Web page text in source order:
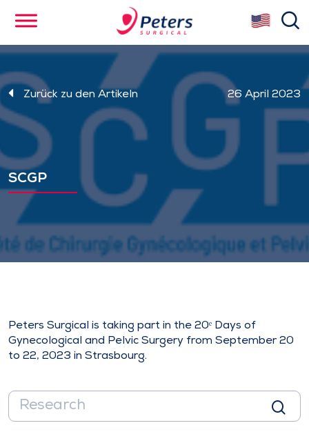
content
Zurück zu den Artikeln 26 April 2023
SCGP
Peters Surgical is taking part in the 20ᵉ Days of
Gynecological and Pelvic Surgery from September 20
to 22, 2023 in Strasbourg.